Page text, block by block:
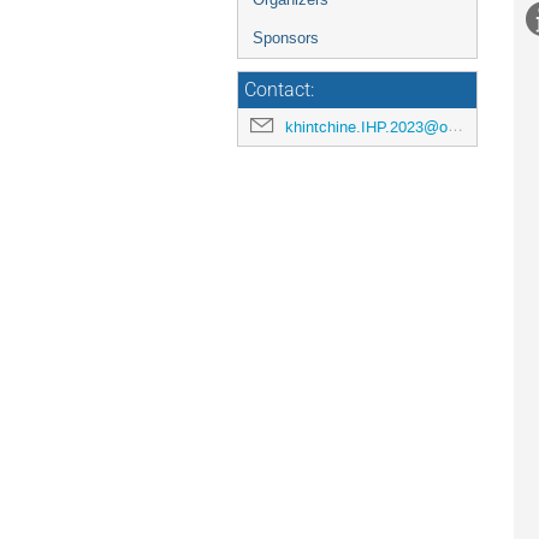
Sponsors
Contact:
khintchine.IHP.2023@outlook.fr